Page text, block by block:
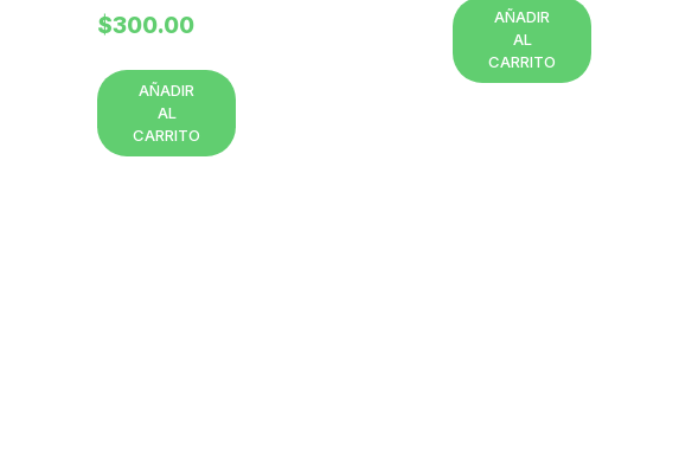
$300.00
AÑADIR
AL
CARRITO
AÑADIR
AL
CARRITO